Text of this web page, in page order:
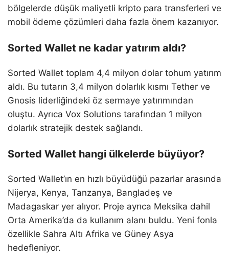
bölgelerde düşük maliyetli kripto para transferleri ve
mobil ödeme çözümleri daha fazla önem kazanıyor.
Sorted Wallet ne kadar yatırım aldı?
Sorted Wallet toplam 4,4 milyon dolar tohum yatırım
aldı. Bu tutarın 3,4 milyon dolarlık kısmı Tether ve
Gnosis liderliğindeki öz sermaye yatırımından
oluştu. Ayrıca Vox Solutions tarafından 1 milyon
dolarlık stratejik destek sağlandı.
Sorted Wallet hangi ülkelerde büyüyor?
Sorted Wallet’ın en hızlı büyüdüğü pazarlar arasında
Nijerya, Kenya, Tanzanya, Bangladeş ve
Madagaskar yer alıyor. Proje ayrıca Meksika dahil
Orta Amerika’da da kullanım alanı buldu. Yeni fonla
özellikle Sahra Altı Afrika ve Güney Asya
hedefleniyor.